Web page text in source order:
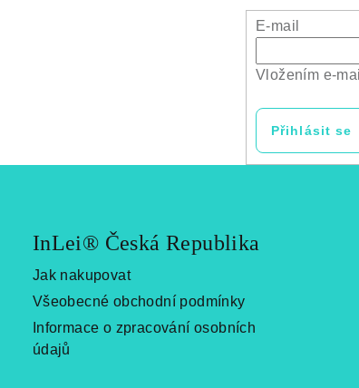
E-mail
Vložením e-
Přihlásit se
InLei® Česká Republika
Jak nakupovat
Všeobecné obchodní podmínky
Informace o zpracování osobních
údajů